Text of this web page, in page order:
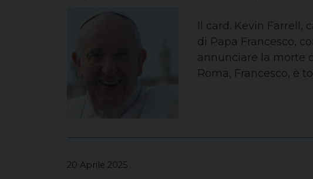
Il card. Kevin Farrell,
di Papa Francesco,
annunciare la morte
Roma, Francesco, è
20 Aprile 2025